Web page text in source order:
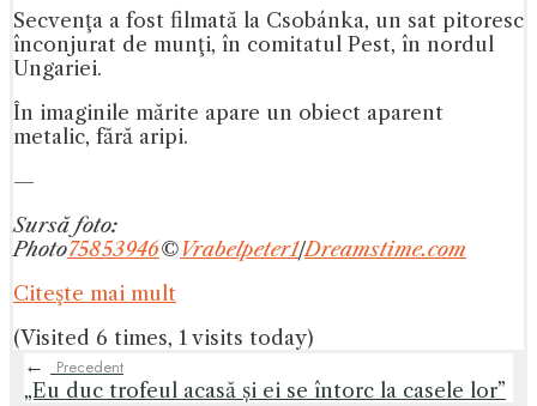
Secvenţa a fost filmată la Csobánka, un sat pitoresc
înconjurat de munţi, în comitatul Pest, în nordul
Ungariei.
În imaginile mărite apare un obiect aparent
metalic, fără aripi.
—
Sursă foto:
Photo75853946© Vrabelpeter1|Dreamstime.com
Citeşte mai mult
(Visited 6 times, 1 visits today)
←
Precedent
„Eu duc trofeul acasă și ei se întorc la casele lor”